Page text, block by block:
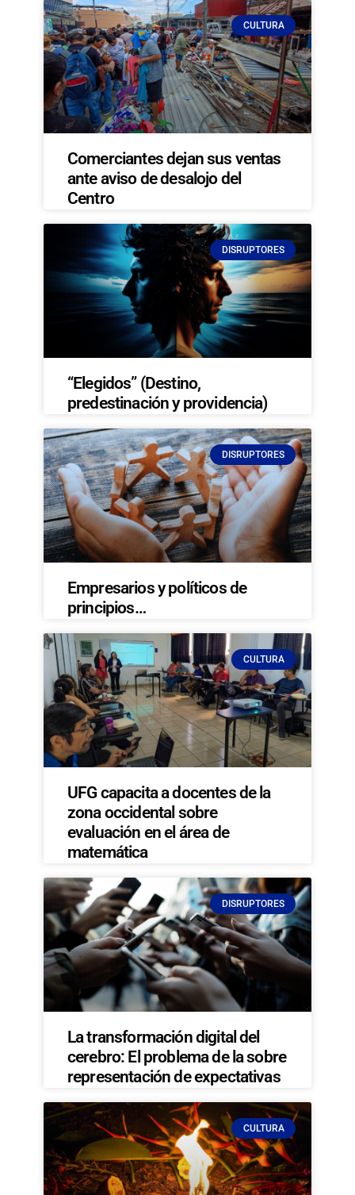
CULTURA
Comerciantes dejan sus ventas
ante aviso de desalojo del
Centro
DISRUPTORES
“Elegidos” (Destino,
predestinación y providencia)
DISRUPTORES
Empresarios y políticos de
principios…
CULTURA
UFG capacita a docentes de la
zona occidental sobre
evaluación en el área de
matemática
DISRUPTORES
La transformación digital del
cerebro: El problema de la sobre
representación de expectativas
CULTURA